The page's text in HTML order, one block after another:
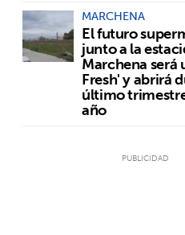
MARCHENA
El futuro
junto a la
Marchena será
Fresh' y abrirá
último
año